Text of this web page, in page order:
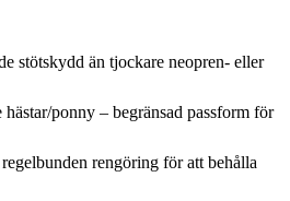
stötskydd än tjockare neopren- eller
ponny – begränsad passform för
rengöring för att behålla